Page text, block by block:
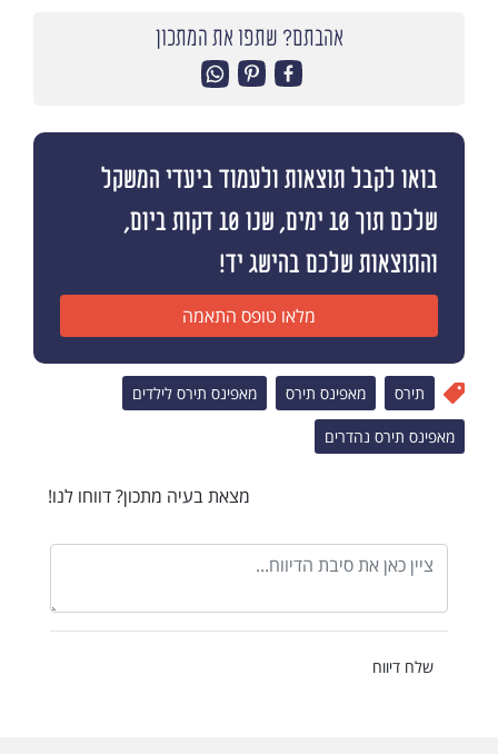
אהבתם? שתפו את המתכון
בואו לקבל תוצאות ולעמוד ביעדי המשקל
שלכם תוך 10 ימים, שנו 10 דקות ביום,
והתוצאות שלכם בהישג יד!
מלאו טופס התאמה
תירס מאפינס תירס מאפינס תירס לילדים
מאפינס תירס נהדרים
מצאת בעיה מתכון? דווחו לנו!
שלח דיווח